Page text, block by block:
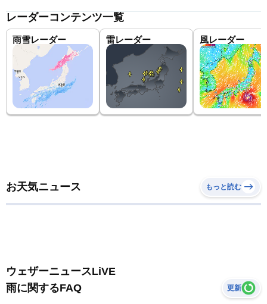
レーダーコンテンツ一覧
雨雪レーダー 雷レーダー 風レーダー
お天気ニュース もっと読む
ウェザーニュースLiVE
雨に関するFAQ
更新